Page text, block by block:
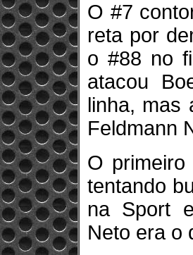
O #7
reta por
o #88 no
atacou
linha, mas
Feldmann
O
tentando
na Sport
Neto era o